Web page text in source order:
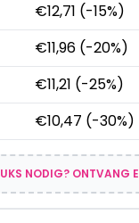
€12,71 (-15%)
€11,96 (-20%)
€11,21 (-25%)
€10,47 (-30%)
NODIG? ONTVANG